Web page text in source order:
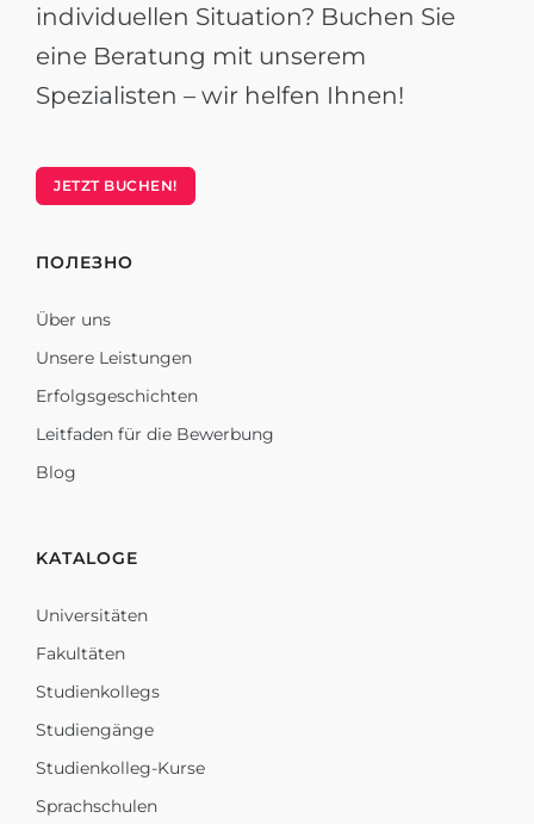
individuellen Situation? Buchen Sie
eine Beratung mit unserem
Spezialisten – wir helfen Ihnen!
JETZT BUCHEN!
ПОЛЕЗНО
Über uns
Unsere Leistungen
Erfolgsgeschichten
Leitfaden für die Bewerbung
Blog
KATALOGE
Universitäten
Fakultäten
Studienkollegs
Studiengänge
Studienkolleg-Kurse
Sprachschulen